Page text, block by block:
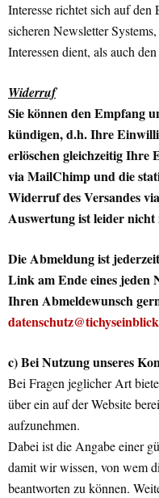
Interesse richtet sich auf
sicheren Newsletter
Interessen dient, als auch
Widerruf
Sie können den Empfang
kündigen, d.h. Ihre
erlöschen gleichzeitig Ihre
via MailChimp und die
Widerruf des Versandes
Auswertung ist leider nicht
Die Abmeldung ist
Link am Ende eines jeden
Ihren Abmeldewunsch
c) Bei Nutzung unseres
Bei Fragen jeglicher Art
über ein auf der Website
aufzunehmen.
Dabei ist die Angabe einer
damit wir wissen, von wem
beantworten zu können.